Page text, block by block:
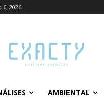
6, 2026
AMBIENTAL